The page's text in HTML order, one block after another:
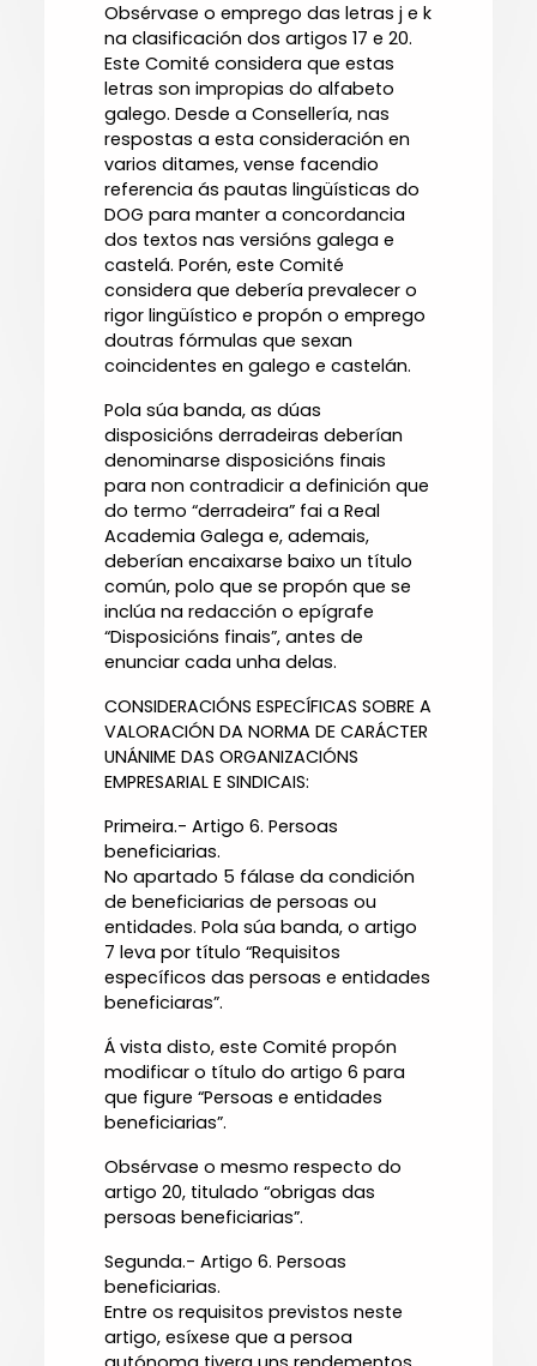
Obsérvase o emprego das letras j e k
na clasificación dos artigos 17 e 20.
Este Comité considera que estas
letras son impropias do alfabeto
galego. Desde a Consellería, nas
respostas a esta consideración en
varios ditames, vense facendio
referencia ás pautas lingüísticas do
DOG para manter a concordancia
dos textos nas versións galega e
castelá. Porén, este Comité
considera que debería prevalecer o
rigor lingüístico e propón o emprego
doutras fórmulas que sexan
coincidentes en galego e castelán.
Pola súa banda, as dúas
disposicións derradeiras deberían
denominarse disposicións finais
para non contradicir a definición que
do termo “derradeira” fai a Real
Academia Galega e, ademais,
deberían encaixarse baixo un título
común, polo que se propón que se
inclúa na redacción o epígrafe
“Disposicións finais”, antes de
enunciar cada unha delas.
CONSIDERACIÓNS ESPECÍFICAS SOBRE A
VALORACIÓN DA NORMA DE CARÁCTER
UNÁNIME DAS ORGANIZACIÓNS
EMPRESARIAL E SINDICAIS:
Primeira.- Artigo 6. Persoas
beneficiarias.
No apartado 5 fálase da condición
de beneficiarias de persoas ou
entidades. Pola súa banda, o artigo
7 leva por título “Requisitos
específicos das persoas e entidades
beneficiaras”.
Á vista disto, este Comité propón
modificar o título do artigo 6 para
que figure “Persoas e entidades
beneficiarias”.
Obsérvase o mesmo respecto do
artigo 20, titulado “obrigas das
persoas beneficiarias”.
Segunda.- Artigo 6. Persoas
beneficiarias.
Entre os requisitos previstos neste
artigo, esíxese que a persoa